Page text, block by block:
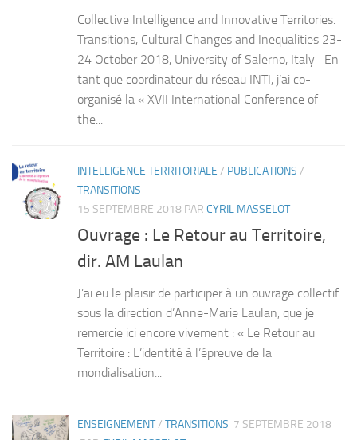
Collective Intelligence and Innovative Territories.
Transitions, Cultural Changes and Inequalities 23-
24 October 2018, University of Salerno, Italy En
tant que coordinateur du réseau INTI, j’ai co-
organisé la « XVII International Conference of
the...
INTELLIGENCE TERRITORIALE / PUBLICATIONS /
TRANSITIONS
15 SEPTEMBRE 2018 PAR CYRIL MASSELOT
Ouvrage : Le Retour au Territoire,
dir. AM Laulan
J’ai eu le plaisir de participer à un ouvrage collectif
sous la direction d’Anne-Marie Laulan, que je
remercie ici encore vivement : « Le Retour au
Territoire : L’identité à l’épreuve de la
mondialisation...
ENSEIGNEMENT/ TRANSITIONS 7 SEPTEMBRE 2018